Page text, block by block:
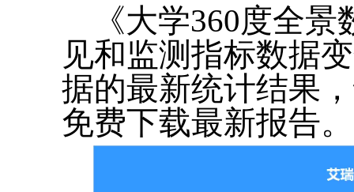
《大学360度全
见和监测指标数据
据的最新统计结果
免费下载最新报告。